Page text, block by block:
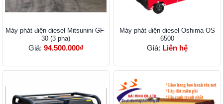
Máy phát điện diesel Mitsunini GF-
30 (3 pha)
Giá: 94.500.000₫
Máy phát điện diesel Oshima OS
6500
Giá: Liên hệ